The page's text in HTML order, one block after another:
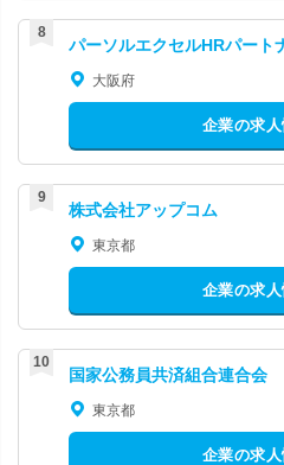
パーソルエクセルHRパート
大阪府
企業の求
株式会社アップコム
東京都
企業の求
国家公務員共済組合連合会
東京都
企業の求